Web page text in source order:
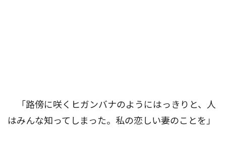
「路傍に咲くヒガンバナのようにはっきりと、人
はみんな知ってしまった。私の恋しい妻のことを」